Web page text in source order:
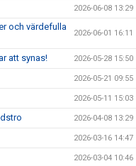
2026-06-08 13:29
och värdefulla
2026-06-01 16:11
att synas! 2026-05-28 15:50
2026-05-21 09:55
2026-05-11 15:03
2026-04-08 13:29
2026-03-16 14:47
2026-03-04 10:46